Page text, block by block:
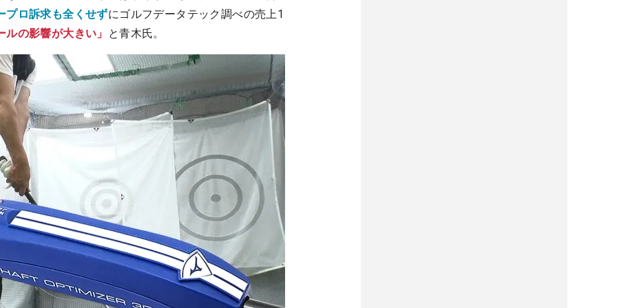
プロ訴求も全くせずにゴルフデータテック調べの売上1
の影響が大きい」 と青木氏。